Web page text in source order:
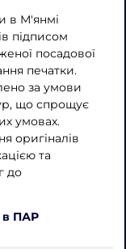
в М'янмі
підписом
посадової
печатки.
за умови
що спрощує
умовах.
оригіналів
та
до
в ПАР